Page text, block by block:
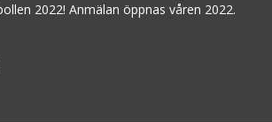
2022! Anmälan öppnas våren 2022.